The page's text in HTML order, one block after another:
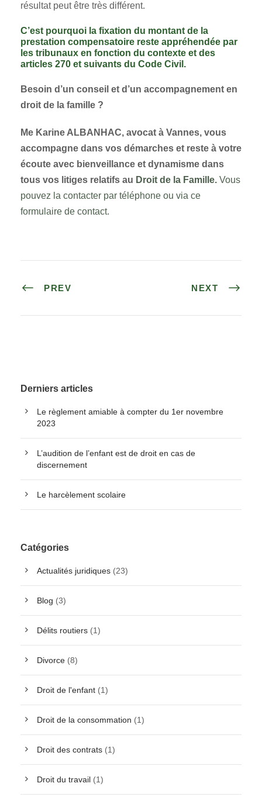
résultat peut être très différent.
C’est pourquoi la fixation du montant de la
prestation compensatoire reste appréhendée par
les tribunaux en fonction du contexte et des
articles 270 et suivants du Code Civil.
Besoin d’un conseil et d’un accompagnement en
droit de la famille ?
Me Karine ALBANHAC, avocat à Vannes, vous
accompagne dans vos démarches et reste à votre
écoute avec bienveillance et dynamisme dans
tous vos litiges relatifs au Droit de la Famille. Vous
pouvez la contacter par téléphone ou via ce
formulaire de contact.
PREV NEXT
Derniers articles
Le règlement amiable à compter du 1er novembre
2023
L’audition de l’enfant est de droit en cas de
discernement
Le harcèlement scolaire
Catégories
Actualités juridiques (23)
Blog (3)
Délits routiers (1)
Divorce (8)
Droit de l'enfant (1)
Droit de la consommation (1)
Droit des contrats (1)
Droit du travail (1)